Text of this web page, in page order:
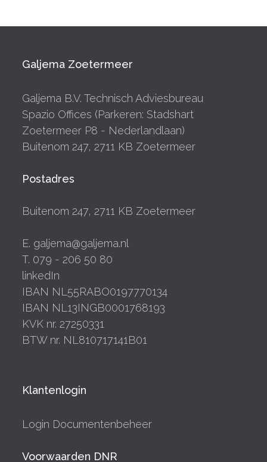
Galjema Zoetermeer
Galjema B.V. Technisch Adviesbureau
Spazio Offices (Parkeren: Stadshart
Zoetermeer P8 - Nederlandlaan)
Buitenom 247, 2711 KB Zoetermeer
Postadres
Buitenom 247, 2711 KB Zoetermeer
E. galjema@galjema.nl
T. 079 - 206 50 80
linkedIn
IBAN NL55RABO0197770134
IBAN NL13INGB0001768193
KVK nr. 27250331
BTW nr. NL810717141B01
Klantenlogin
Login Documentenbeheer
Voorwaarden DNR